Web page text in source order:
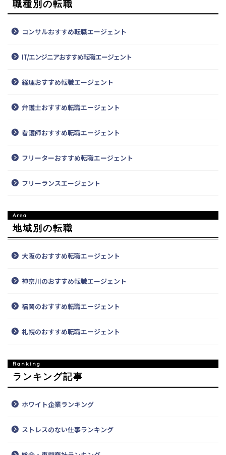
職種別の転職
コンサルおすすめ転職エージェント
IT/エンジニアおすすめ転職エージェント
経理おすすめ転職エージェント
弁護士おすすめ転職エージェント
看護師おすすめ転職エージェント
フリーターおすすめ転職エージェント
フリーランスエージェント
地域別の転職
大阪のおすすめ転職エージェント
神奈川のおすすめ転職エージェント
福岡のおすすめ転職エージェント
札幌のおすすめ転職エージェント
ランキング記事
ホワイト企業ランキング
ストレスのない仕事ランキング